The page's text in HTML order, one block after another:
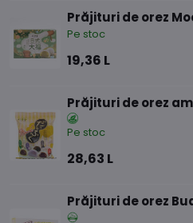
Prăjituri de orez
Pe stoc
19,36 L
Prăjituri de orez
Pe stoc
28,63 L
Prăjituri de orez